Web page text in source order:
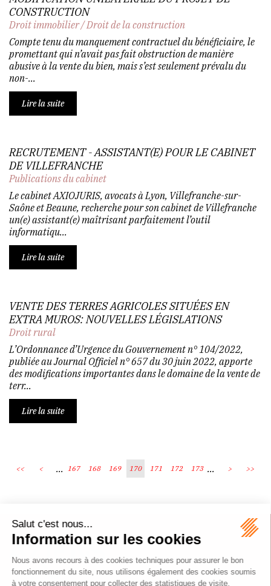
CONSTRUCTION
Droit immobilier/Droit de la construction
Compte tenu du manquement contractuel du bénéficiaire, le
promettant qui n’avait pas fait obstruction de manière
abusive à la vente du bien, mais s’est seulement prévalu du
non-...
Lire la suite
RECRUTEMENT - ASSISTANT(E) POUR LE CABINET
DE VILLEFRANCHE
Publications du cabinet
Le cabinet AXIOJURIS, avocats à Lyon, Villefranche-sur-
Saône et Beaune, recherche pour son cabinet de Villefranche
un(e) assistant(e) maîtrisant parfaitement l’outil
informatiqu...
Lire la suite
VENTE DES TERRES AGRICOLES SITUÉES EN
EXTRA MUROS: NOUVELLES LÉGISLATIONS
Droit rural
L’Ordonnance d’Urgence du Gouvernement n° 104/2022,
publiée au Journal Officiel n° 657 du 30 juin 2022, apporte
des modifications importantes dans le domaine de la vente de
terr...
Lire la suite
<< < ... 167 168 169 170 171 172 173 ... > >>
Écosystème